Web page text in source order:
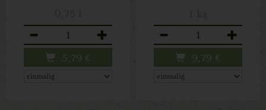
Anzahl
5,79 €
Anzahl
9,79 €